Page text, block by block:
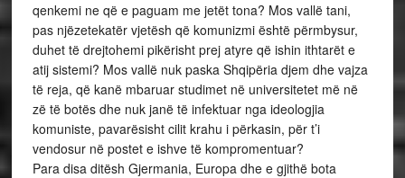
qenkemi ne që e paguam me jetët tona? Mos vallë tani,
pas njëzetekatër vjetësh që komunizmi është përmbysur,
duhet të drejtohemi pikërisht prej atyre që ishin ithtarët e
atij sistemi? Mos vallë nuk paska Shqipëria djem dhe vajza
të reja, që kanë mbaruar studimet në universitetet më në
zë të botës dhe nuk janë të infektuar nga ideologjia
komuniste, pavarësisht cilit krahu i përkasin, për t’i
vendosur në postet e ishve të kompromentuar?
Para disa ditësh Gjermania, Europa dhe e gjithë bota